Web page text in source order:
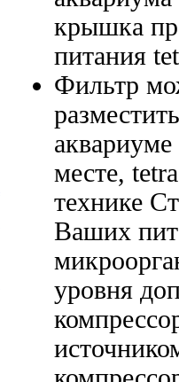
крышка
питания
Фильтр
месте,
технике
Ваших
уровня